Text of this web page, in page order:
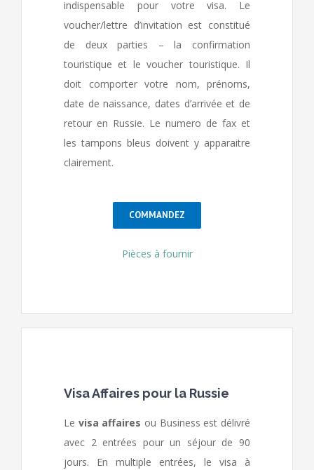
indispensable pour votre visa. Le
voucher/lettre d’invitation est constitué
de deux parties – la confirmation
touristique et le voucher touristique. Il
doit comporter votre nom, prénoms,
date de naissance, dates d’arrivée et de
retour en Russie. Le numero de fax et
les tampons bleus doivent y apparaitre
clairement.
COMMANDEZ
Pièces à fournir
Visa Affaires pour la Russie
Le visa affaires ou Business est délivré
avec 2 entrées pour un séjour de 90
jours. En multiple entrées, le visa à